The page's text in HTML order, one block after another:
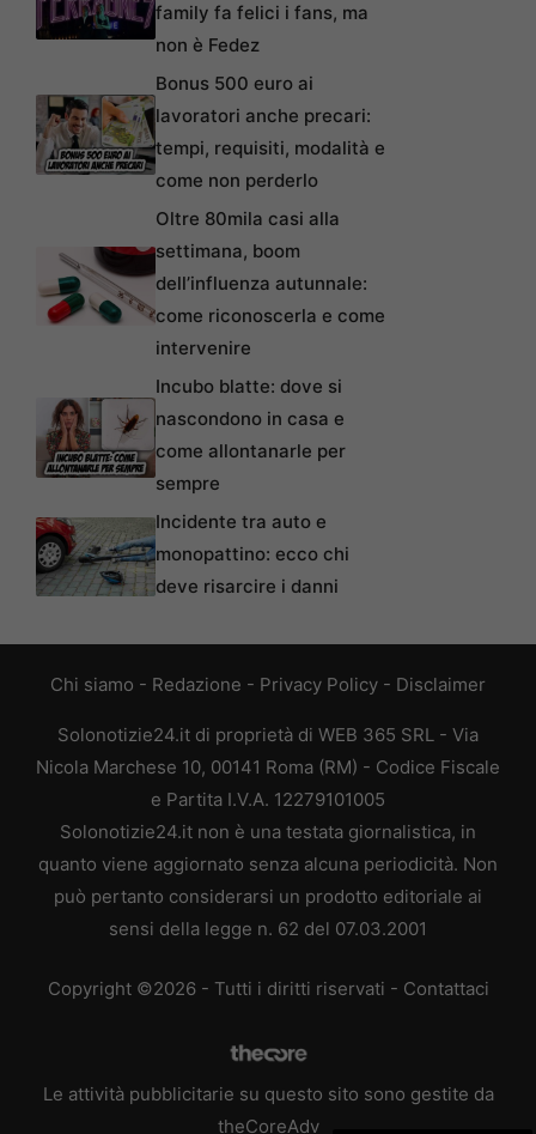
family fa felici i fans, ma
non è Fedez
Bonus 500 euro ai
lavoratori anche precari:
tempi, requisiti, modalità e
come non perderlo
Oltre 80mila casi alla
settimana, boom
dell’influenza autunnale:
come riconoscerla e come
intervenire
Incubo blatte: dove si
nascondono in casa e
come allontanarle per
sempre
Incidente tra auto e
monopattino: ecco chi
deve risarcire i danni
Chi siamo - Redazione - Privacy Policy - Disclaimer
Solonotizie24.it di proprietà di WEB 365 SRL - Via
Nicola Marchese 10, 00141 Roma (RM) - Codice Fiscale
e Partita I.V.A. 12279101005
Solonotizie24.it non è una testata giornalistica, in
quanto viene aggiornato senza alcuna periodicità. Non
può pertanto considerarsi un prodotto editoriale ai
sensi della legge n. 62 del 07.03.2001
Copyright ©2026 - Tutti i diritti riservati - Contattaci
Le attività pubblicitarie su questo sito sono gestite da
theCoreAdv